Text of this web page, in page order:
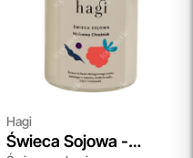
Hagi
Świeca Sojowa -